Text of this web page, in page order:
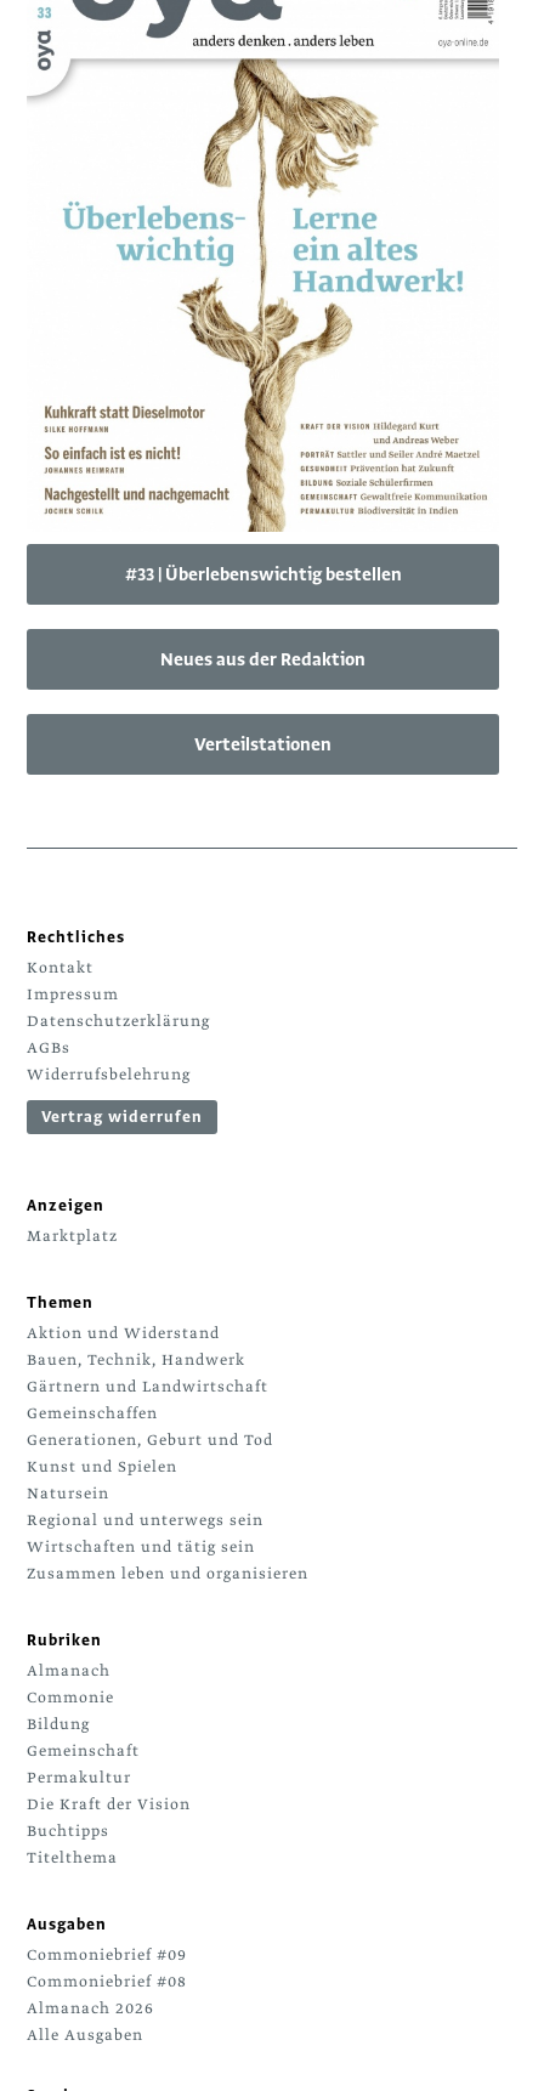
#33 | Überlebenswichtig bestellen
Neues aus der Redaktion
Verteilstationen
Rechtliches
Kontakt
Impressum
Datenschutzerklärung
AGBs
Widerrufsbelehrung
Vertrag widerrufen
Anzeigen
Marktplatz
Themen
Aktion und Widerstand
Bauen, Technik, Handwerk
Gärtnern und Landwirtschaft
Gemeinschaffen
Generationen, Geburt und Tod
Kunst und Spielen
Natursein
Regional und unterwegs sein
Wirtschaften und tätig sein
Zusammen leben und organisieren
Rubriken
Almanach
Commonie
Bildung
Gemeinschaft
Permakultur
Die Kraft der Vision
Buchtipps
Titelthema
Ausgaben
Commoniebrief #09
Commoniebrief #08
Almanach 2026
Alle Ausgaben